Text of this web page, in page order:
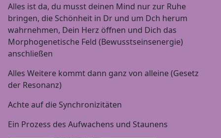
Alles ist da, du musst deinen Mind nur zur Ruhe
bringen, die Schönheit in Dr und um Dch herum
wahrnehmen, Dein Herz öffnen und Dich das
Morphogenetische Feld (Bewusstseinsenergie)
anschließen
Alles Weitere kommt dann ganz von alleine (Gesetz
der Resonanz)
Achte auf die Synchronizitäten
Ein Prozess des Aufwachens und Staunens